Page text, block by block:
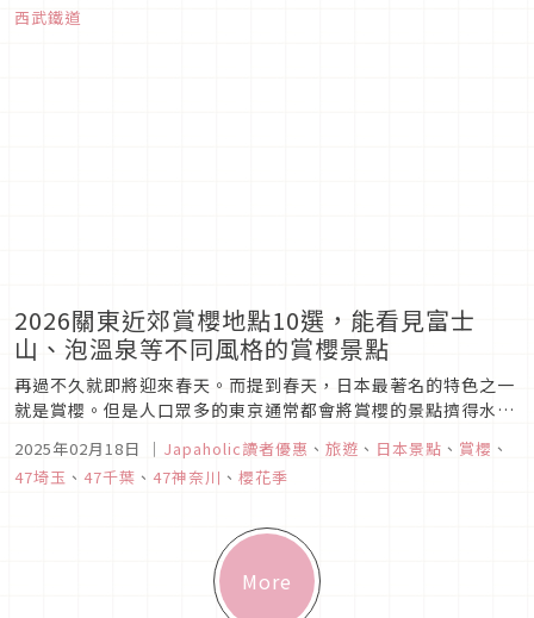
來難忘的回憶。下次想逃離東京的喧囂時，不妨考慮這個只需80
西武鐵道
2026關東近郊賞櫻地點10選，能看見富士
山、泡溫泉等不同風格的賞櫻景點
再過不久就即將迎來春天。而提到春天，日本最著名的特色之一
就是賞櫻。但是人口眾多的東京通常都會將賞櫻的景點擠得水洩
縣，有著不同特色的賞櫻景點吧！
2025年02月18日 ｜ Japaholic讀者優惠 、 旅遊 、 日本景點 、 賞櫻 、
47埼玉 、 47千葉 、 47神奈川 、 櫻花季
More